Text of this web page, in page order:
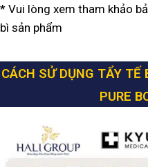
* Vui lòng xem tham khảo
bì sản phẩm
CÁCH SỬ DỤNG TẨY TẾ
PURE